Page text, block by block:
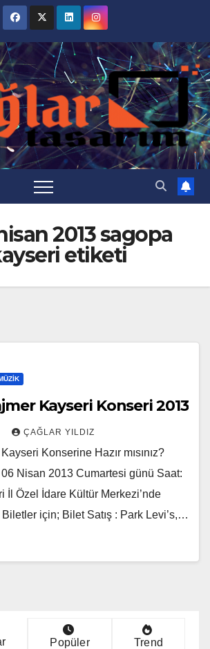
2013 sagopa
etiketi
Kayseri Konseri 2013
ÇAĞLAR YILDIZ
Konserine Hazır mısınız?
Nisan 2013 Cumartesi günü Saat:
İl Özel İdare Kültür Merkezi’nde
için; Bilet Satış : Park Levi’s,…
Popüler Trend